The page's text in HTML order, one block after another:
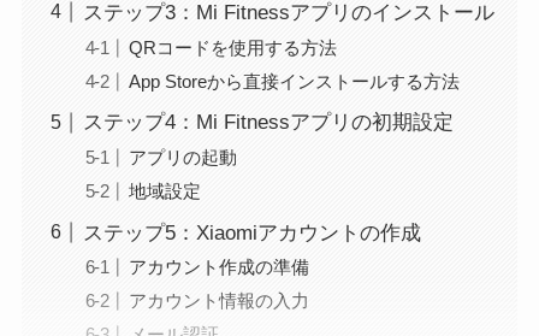
ステップ3：Mi Fitnessアプリのインストール
QRコードを使用する方法
App Storeから直接インストールする方法
ステップ4：Mi Fitnessアプリの初期設定
アプリの起動
地域設定
ステップ5：Xiaomiアカウントの作成
アカウント作成の準備
アカウント情報の入力